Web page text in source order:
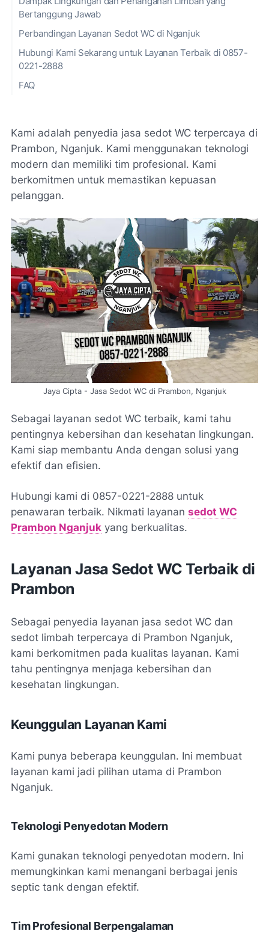
Bertanggung Jawab
Perbandingan Layanan Sedot WC di Nganjuk
Hubungi Kami Sekarang untuk Layanan Terbaik di 0857-
0221-2888
FAQ
Kami adalah penyedia jasa sedot WC terpercaya di
Prambon, Nganjuk. Kami menggunakan teknologi
modern dan memiliki tim profesional. Kami
berkomitmen untuk memastikan kepuasan
pelanggan.
Jaya Cipta - Jasa Sedot WC di Prambon, Nganjuk
Sebagai layanan sedot WC terbaik, kami tahu
pentingnya kebersihan dan kesehatan lingkungan.
Kami siap membantu Anda dengan solusi yang
efektif dan efisien.
Hubungi kami di 0857-0221-2888 untuk
penawaran terbaik. Nikmati layanan sedot WC
Prambon Nganjuk yang berkualitas.
Layanan Jasa Sedot WC Terbaik di
Prambon
Sebagai penyedia layanan jasa sedot WC dan
sedot limbah terpercaya di Prambon Nganjuk,
kami berkomitmen pada kualitas layanan. Kami
tahu pentingnya menjaga kebersihan dan
kesehatan lingkungan.
Keunggulan Layanan Kami
Kami punya beberapa keunggulan. Ini membuat
layanan kami jadi pilihan utama di Prambon
Nganjuk.
Teknologi Penyedotan Modern
Kami gunakan teknologi penyedotan modern. Ini
memungkinkan kami menangani berbagai jenis
septic tank dengan efektif.
Tim Profesional Berpengalaman